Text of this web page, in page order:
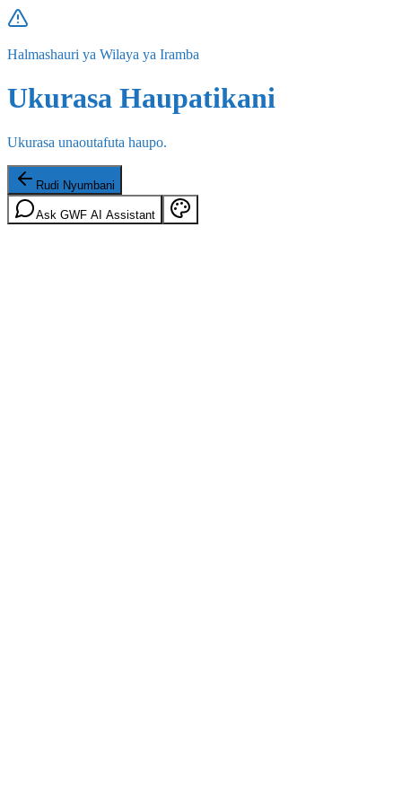
Halmashauri ya Wilaya ya Iramba
Ukurasa Haupatikani
Ukurasa unaoutafuta haupo.
Rudi Nyumbani
Ask GWF AI Assistant